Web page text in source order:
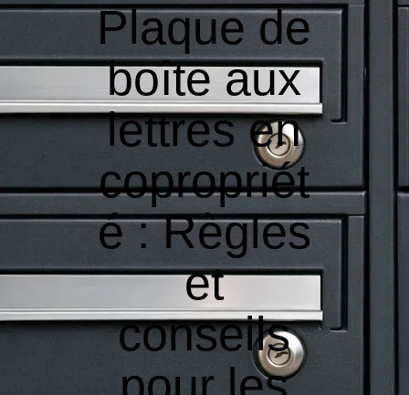
Plaque de
boîte aux
lettres en
copropriét
é : Règles
et
conseils